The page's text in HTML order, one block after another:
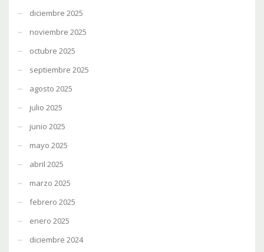
diciembre 2025
noviembre 2025
octubre 2025
septiembre 2025
agosto 2025
julio 2025
junio 2025
mayo 2025
abril 2025
marzo 2025
febrero 2025
enero 2025
diciembre 2024